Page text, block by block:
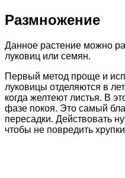
Размножение
Данное растение можно
луковиц или семян.
Первый метод проще и
луковицы отделяются в
когда желтеют листья. В
фазе покоя. Это самый
пересадки. Действовать
чтобы не повредить